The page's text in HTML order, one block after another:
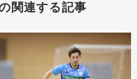
関連する記事